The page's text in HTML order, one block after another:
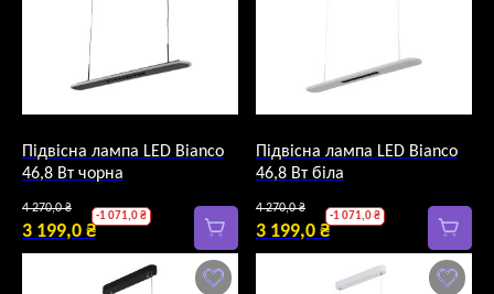
Підвісна лампа LED Bianco
46,8 Вт чорна
4 270,0₴Оригінальна
ціна:
4
270,0 ₴.
3 199,0 ₴
Поточна
-1 071,0₴
Підвісна лампа LED Bianco
46,8 Вт біла
4 270,0₴Оригінальна
ціна:
4
270,0 ₴.
3 199,0 ₴
Поточна
-1 071,0₴